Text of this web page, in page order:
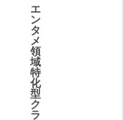
エ
ン
タ
メ
領
域
特
化
型
ク
ラ